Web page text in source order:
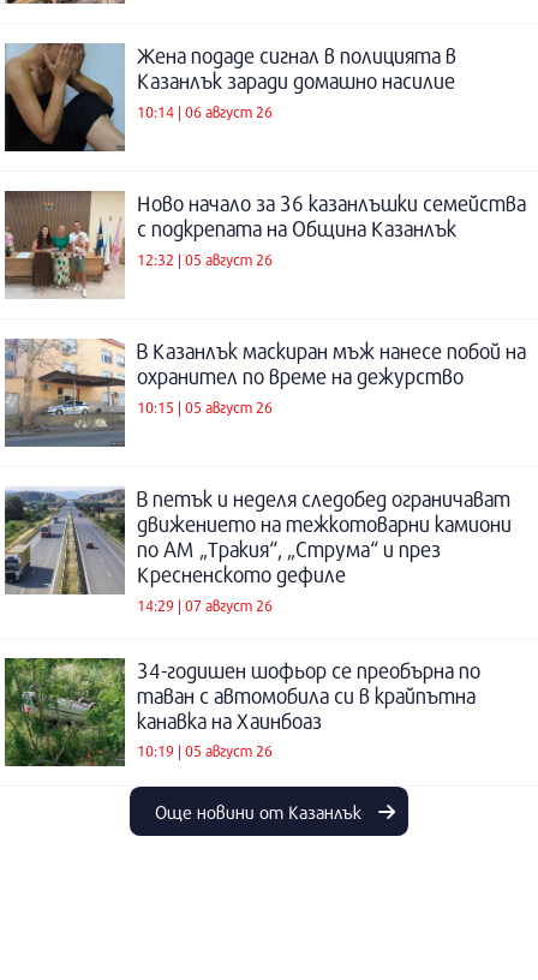
Жена подаде сигнал в полицията в
Казанлък заради домашно насилие
10:14 | 06 август 26
Ново начало за 36 казанлъшки семейства
с подкрепата на Община Казанлък
12:32 | 05 август 26
В Казанлък маскиран мъж нанесе побой на
охранител по време на дежурство
10:15 | 05 август 26
В петък и неделя следобед ограничават
движението на тежкотоварни камиони
по АМ „Тракия“, „Струма“ и през
Кресненското дефиле
14:29 | 07 август 26
34-годишен шофьор се преобърна по
таван с автомобила си в крайпътна
канавка на Хаинбоаз
10:19 | 05 август 26
Още новини от Казанлък